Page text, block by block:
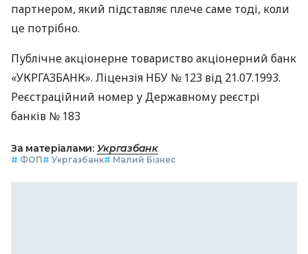
партнером, який підставляє плече саме тоді, коли
це потрібно.
Публічне акціонерне товариство акціонерний банк
«УКРГАЗБАНК». Ліцензія НБУ № 123 від 21.07.1993.
Реєстраційний номер у Державному реєстрі
банків № 183
За матеріалами: Укргазбанк
# ФОП# Укргазбанк# Малий Бізнес